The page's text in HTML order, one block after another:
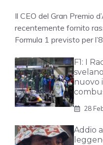
Il CEO del Gran Premio
recentemente fornito
Formula 1 previsto per
F1: I
nuovo
28
Addio